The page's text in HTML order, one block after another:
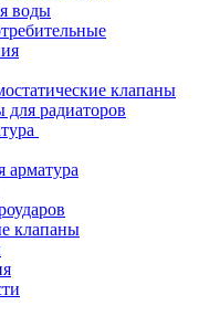
воды
клапаны
радиаторов
арматура
клапаны